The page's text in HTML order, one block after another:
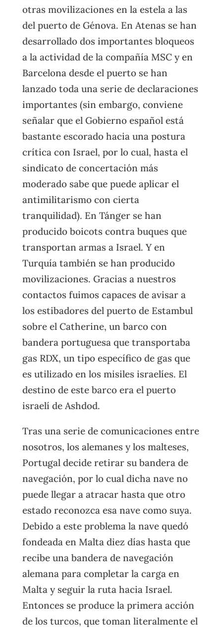
otras movilizaciones en la estela a las
del puerto de Génova. En Atenas se han
desarrollado dos importantes bloqueos
a la actividad de la compañía MSC y en
Barcelona desde el puerto se han
lanzado toda una serie de declaraciones
importantes (sin embargo, conviene
señalar que el Gobierno español está
bastante escorado hacia una postura
crítica con Israel, por lo cual, hasta el
sindicato de concertación más
moderado sabe que puede aplicar el
antimilitarismo con cierta
tranquilidad). En Tánger se han
producido boicots contra buques que
transportan armas a Israel. Y en
Turquía también se han producido
movilizaciones. Gracias a nuestros
contactos fuimos capaces de avisar a
los estibadores del puerto de Estambul
sobre el Catherine, un barco con
bandera portuguesa que transportaba
gas RDX, un tipo específico de gas que
es utilizado en los misiles israelíes. El
destino de este barco era el puerto
israelí de Ashdod.
Tras una serie de comunicaciones entre
nosotros, los alemanes y los malteses,
Portugal decide retirar su bandera de
navegación, por lo cual dicha nave no
puede llegar a atracar hasta que otro
estado reconozca esa nave como suya.
Debido a este problema la nave quedó
fondeada en Malta diez días hasta que
recibe una bandera de navegación
alemana para completar la carga en
Malta y seguir la ruta hacia Israel.
Entonces se produce la primera acción
de los turcos, que toman literalmente el